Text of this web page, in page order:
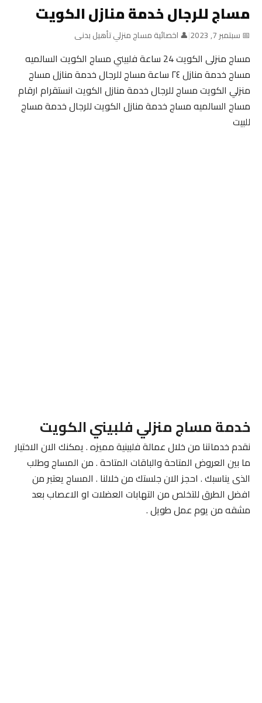
مساج للرجال خدمة منازل الكويت
📅 سبتمبر 7, 2023 |👤 اخصائية مساج منزلي تأهيل بدنى
مساج منزلى الكويت 24 ساعة فلبيني مساج الكويت السالميه
مساج خدمة منازل ٢٤ ساعة مساج للرجال خدمة منازل مساج
منزلي الكويت مساج للرجال خدمة منازل الكويت انستقرام ارقام
مساج السالميه مساج خدمة منازل الكويت للرجال خدمة مساج
للبيت
خدمة مساج منزلي فلبيني الكويت
نقدم خدماتنا من خلال عمالة فلبينية مميزه . يمكنك الان الاختيار
ما بين العروض المتاحة والباقات المتاحة . من المساج وطلب
الذى يناسبك . احجز الان جلستك من خلالنا . المساج يعتبر من
افضل الطرق للتخلص من التهابات العضلات او الاعصاب بعد
مشقه من يوم عمل طويل .